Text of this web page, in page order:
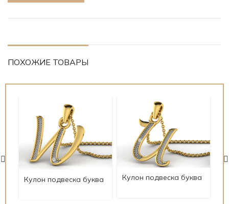
ПОХОЖИЕ ТОВАРЫ
Кулон подвеска буква
Кулон подвеска буква